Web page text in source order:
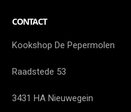
CONTACT
Kookshop De Pepermolen
Raadstede 53
3431 HA Nieuwegein